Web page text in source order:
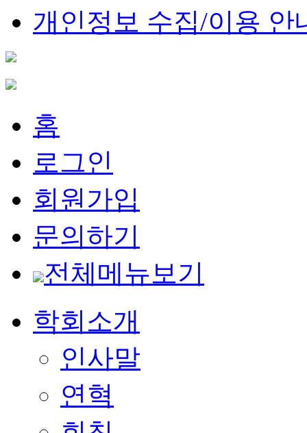
개인정보 수집/이용 안
홈
로그인
회원가입
문의하기
전체메뉴보기
학회소개
인사말
연혁